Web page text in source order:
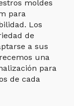
moldes
para
Los
de
a sus
una
para
de cada